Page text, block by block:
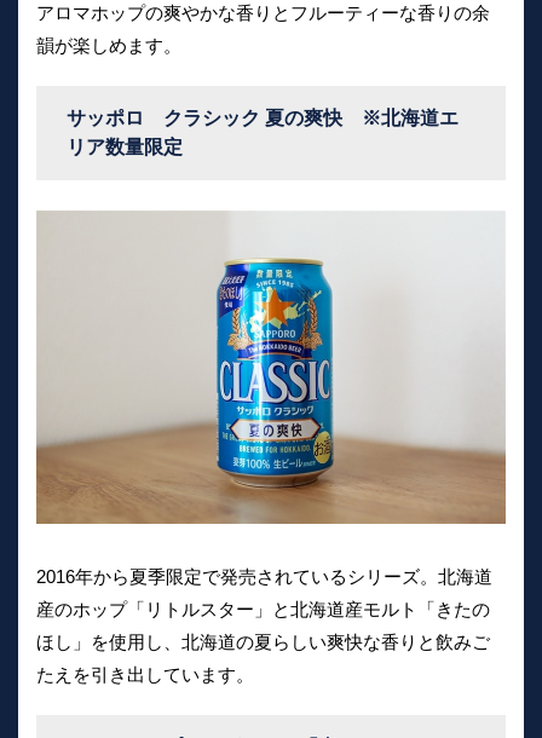
アロマホップの爽やかな香りとフルーティーな香りの余
韻が楽しめます。
サッポロ クラシック 夏の爽快 ※北海道エ
リア数量限定
2016年から夏季限定で発売されているシリーズ。北海道
産のホップ「リトルスター」と北海道産モルト「きたの
ほし」を使用し、北海道の夏らしい爽快な香りと飲みご
たえを引き出しています。